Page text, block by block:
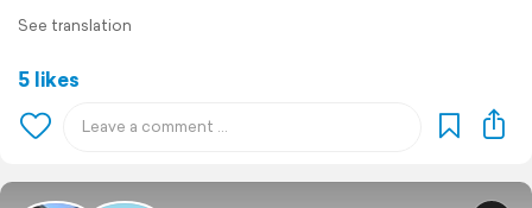
See translation
5 likes